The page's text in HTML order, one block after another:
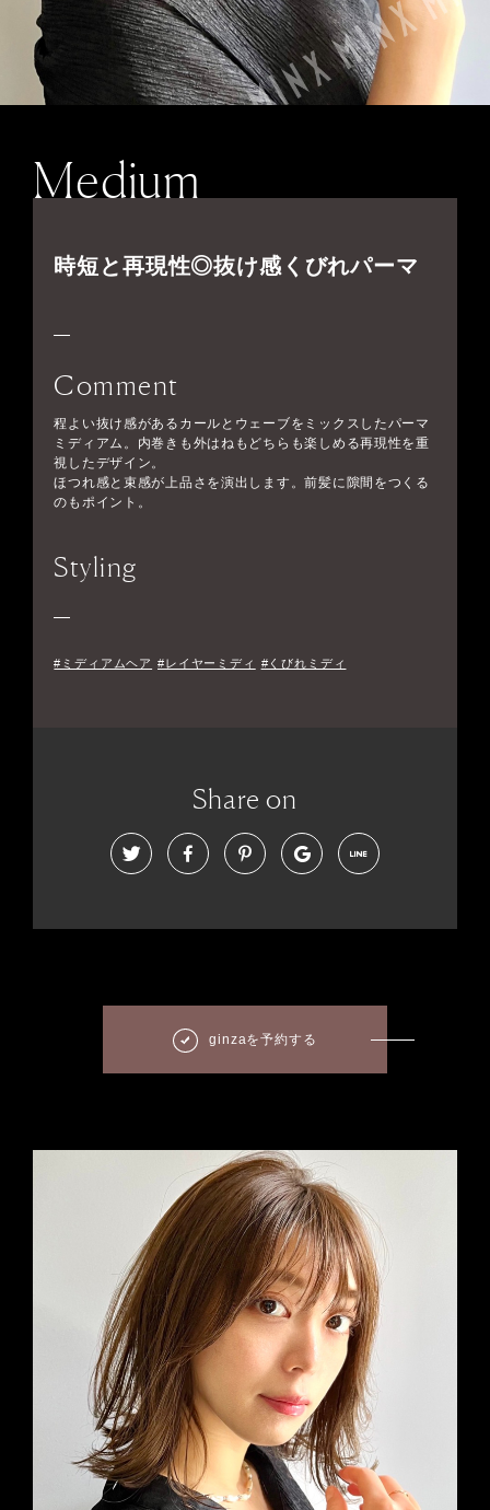
Medium
時短と再現性◎抜け感くびれパーマ
Comment
程よい抜け感があるカールとウェーブをミックスしたパーマ
ミディアム。内巻きも外はねもどちらも楽しめる再現性を重
視したデザイン。
ほつれ感と束感が上品さを演出します。前髪に隙間をつくる
のもポイント。
Styling
#ミディアムヘア #レイヤーミディ #くびれミディ
Share on
ginzaを予約する